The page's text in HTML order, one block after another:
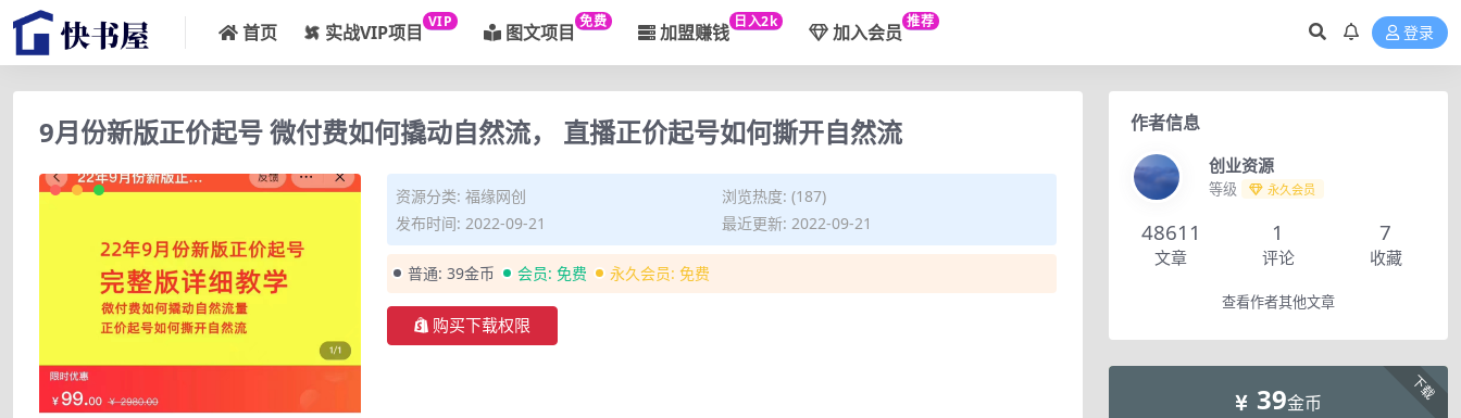
首页 实战VIP项目 VIP 图文项目 免费 加盟赚钱 日入2k 加入会员 推荐
登录
9月份新版正价起号 微付费如何撬动自然流， 直播正价起号如何撕开自然流
资源分类: 福缘网创
浏览热度: (187)
发布时间: 2022-09-21
最近更新: 2022-09-21
普通: 39金币 会员: 免费 永久会员: 免费
购买下载权限
作者信息
创业资源
等级 永久会员
48611
文章
1
评论
7
收藏
查看作者其他文章
下载
39金币